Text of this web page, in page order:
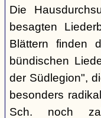
Die
besagten
Blättern finden
bündischen
der Südlegion",
besonders
Sch. noch